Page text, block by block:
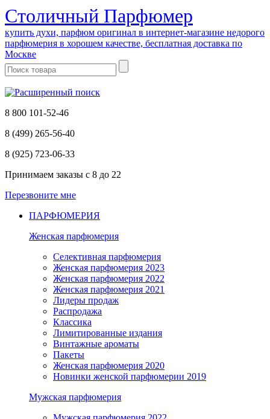
Cтоличный Парфюмер
купить духи, парфюм оригинал в интернет-магазине недорого
парфюмерия в хорошем качестве, бесплатная доставка по
Москве
8 800 101-52-46
8 (499) 265-56-40
8 (925) 723-06-33
Принимаем заказы с 8 до 22
Перезвоните мне
ПАРФЮМЕРИЯ
Женская парфюмерия
Селективная парфюмерия
Женская парфюмерия 2023
Женская парфюмерия 2022
Женская парфюмерия 2021
Лидеры продаж
Распродажа
Классика
Лимитированные издания
Винтажные ароматы
Пакеты
Женская парфюмерия 2020
Новинки женской парфюмерии 2019
Мужская парфюмерия